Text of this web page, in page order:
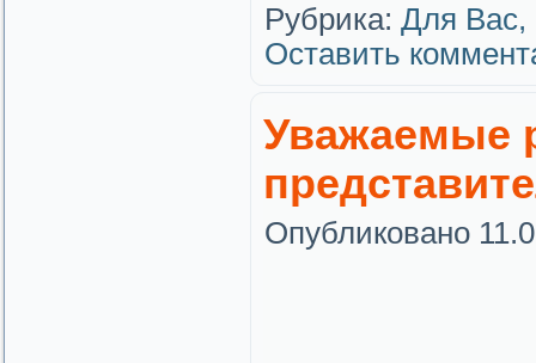
Рубрика: Для Вас,
Оставить
Уважаемые
Опубликовано